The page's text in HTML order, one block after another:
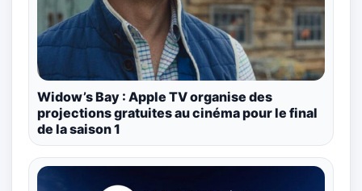
Widow’s Bay : Apple TV organise des
projections gratuites au cinéma pour le final
de la saison 1